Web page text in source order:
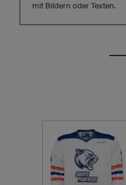
mit Bildern oder Texten.